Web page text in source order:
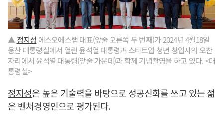
▲ 정지성 에스오에스랩 대표(앞줄 오른쪽 두 번째)가 2024년 4월18일
용산 대통령실에서 열린 윤석열 대통령과 스타트업 청년 창업자의 오찬
자리에서 윤석열 대통령(앞줄 가운데)과 함께 기념촬영을 하고 있다. <대
통령실>
정지성은 높은 기술력을 바탕으로 성공신화를 쓰고 있는 젊
은 벤처경영인으로 평가된다.